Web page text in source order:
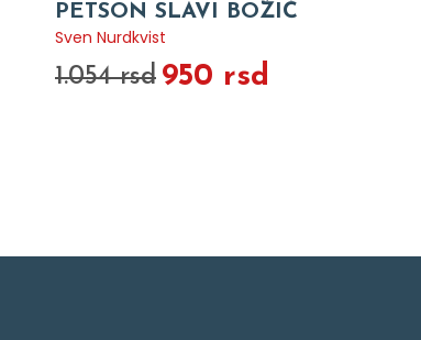
PETSON SLAVI BOŽIĆ
Sven Nurdkvist
1.054 rsd 950 rsd